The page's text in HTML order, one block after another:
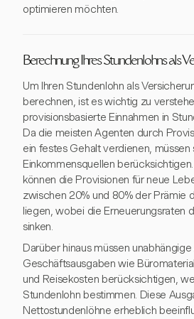
optimieren möchten.
Berechnung Ihres Stundenlohns als
Um Ihren Stundenlohn als
berechnen, ist es wichtig zu
provisionsbasierte Einnahmen in
Da die meisten Agenten durch
ein festes Gehalt verdienen, müssen
Einkommensquellen
können die Provisionen für neue
zwischen 20% und 80% der Prämie
liegen, wobei die Erneuerungsraten
sinken.
Darüber hinaus müssen
Geschäftsausgaben wie
und Reisekosten berücksichtigen,
Stundenlohn bestimmen. Diese
Nettostundenlöhne erheblich